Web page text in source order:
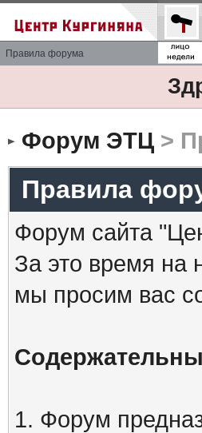
Правила форума
Форум ЭТЦ>
Правила
Форум сайта
За это время на
мы просим вас
1. Форум